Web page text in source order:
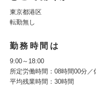
東京都港区
転勤無し
勤務時間は
9:00～18:00
所定労働時間：08時間00分／
平均残業時間：30時間